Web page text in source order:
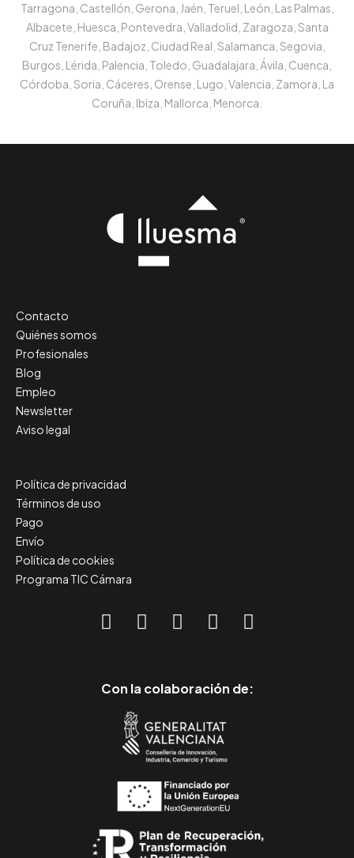
Tarragona, Castellón, Gerona, Jaén, Teruel, León, Las Palmas,
Albacete, Huesca, Pontevedra, Valladolid, Zaragoza, Santa
Cruz Tenerife, Badajoz, Ciudad Real, Salamanca, Segovia,
Burgos, Lérida, Palencia, Toledo, Guadalajara, Ávila, Cuenca,
Córdoba, Soria, Cáceres, Orense, Lugo, Valencia, Zamora, La
Coruña, Ibiza, Mallorca, Menorca.
Contacto
Quiénes somos
Profesionales
Blog
Empleo
Newsletter
Aviso legal
Política de privacidad
Términos de uso
Pago
Envío
Política de cookies
Programa TIC Cámara
Con la colaboración de: